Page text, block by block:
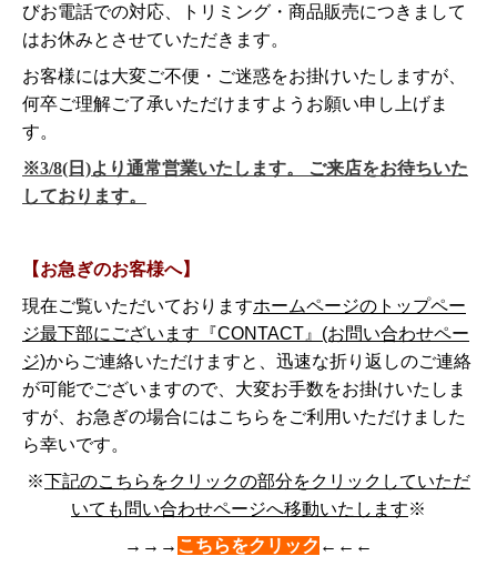
びお電話での対応、トリミング・商品販売につきまして
はお休みとさせていただきます。
お客様には大変ご不便・ご迷惑をお掛けいたしますが、
何卒ご理解ご了承いただけますようお願い申し上げま
す。
※3/8(日)より通常営業いたします。 ご来店をお待ちいた
しております。
【お急ぎのお客様へ】
現在ご覧いただいておりますホームページのトップペー
ジ最下部にございます『CONTACT』(お問い合わせペー
ジ)からご連絡いただけますと、迅速な折り返しのご連絡
が可能でございますので、大変お手数をお掛けいたしま
すが、お急ぎの場合にはこちらをご利用いただけました
ら幸いです。
※下記のこ ちらをクリックの部分をクリックしていただ
いても問い合わせページへ移動いたします※
→→→ こちらをクリック ←←←